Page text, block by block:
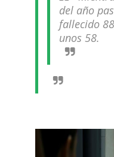
del año
fallecido
unos 58.